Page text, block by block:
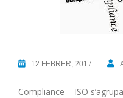
12 FEBRER, 2017
Compliance – ISO